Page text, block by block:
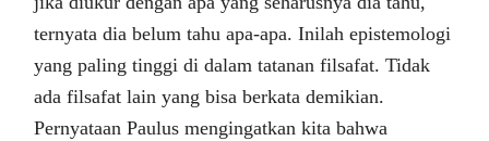
ternyata dia belum tahu apa-apa. Inilah epistemologi
yang paling tinggi di dalam tatanan filsafat. Tidak
ada filsafat lain yang bisa berkata demikian.
Pernyataan Paulus mengingatkan kita bahwa